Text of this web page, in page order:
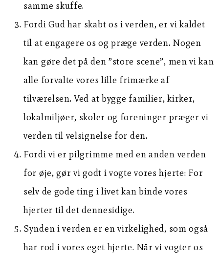
samme skuffe.
Fordi Gud har skabt os i verden, er vi kaldet
til at engagere os og præge verden. Nogen
kan gøre det på den ”store scene”, men vi kan
alle forvalte vores lille frimærke af
tilværelsen. Ved at bygge familier, kirker,
lokalmiljøer, skoler og foreninger præger vi
verden til velsignelse for den.
Fordi vi er pilgrimme med en anden verden
for øje, gør vi godt i vogte vores hjerte: For
selv de gode ting i livet kan binde vores
hjerter til det dennesidige.
Synden i verden er en virkelighed, som også
har rod i vores eget hjerte. Når vi vogter os